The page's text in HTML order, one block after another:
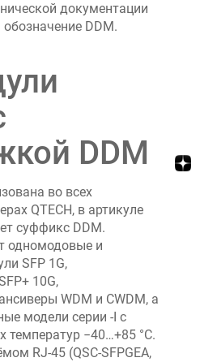
документации
обозначение DDM.
DDM
во всех
QTECH, в артикуле
суффикс DDM.
одномодовые и
SFP 1G,
10G,
WDM и CWDM, а
модели серии -I с
температур −40…+85 °C.
RJ-45 (QSC-SFPGEA,